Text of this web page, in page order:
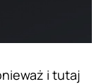
i tutaj